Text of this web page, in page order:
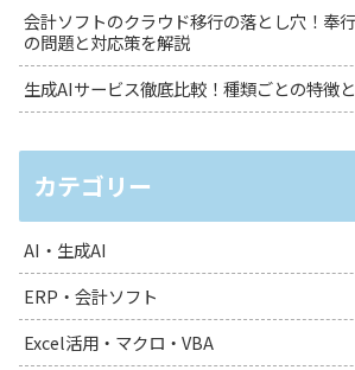
会計ソフトのクラウド移行の落とし穴！奉
の問題と対応策を解説
生成AIサービス徹底比較！種類ごとの特徴
カテゴリー
AI・生成AI
ERP・会計ソフト
Excel活用・マクロ・VBA